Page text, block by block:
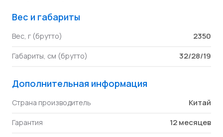
Вес и габариты
Вес, г (брутто) 2350
Габариты, см (брутто) 32/28/19
Дополнительная информация
Страна производитель Китай
Гарантия 12 месяцев